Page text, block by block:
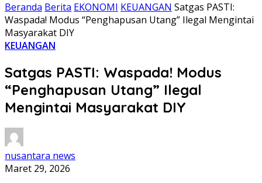
Beranda Berita EKONOMI KEUANGAN Satgas PASTI:
Waspada! Modus “Penghapusan Utang” Ilegal Mengintai
Masyarakat DIY
KEUANGAN
Satgas PASTI: Waspada! Modus
“Penghapusan Utang” Ilegal
Mengintai Masyarakat DIY
nusantara news
Maret 29, 2026